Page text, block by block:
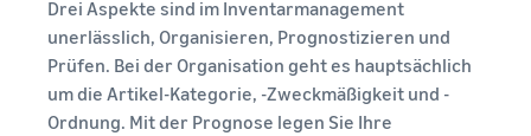
Drei Aspekte sind im Inventarmanagement
unerlässlich, Organisieren, Prognostizieren und
Prüfen. Bei der Organisation geht es hauptsächlich
um die Artikel-Kategorie, -Zweckmäßigkeit und -
Ordnung. Mit der Prognose legen Sie Ihre